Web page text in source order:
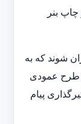
بنر
شوند که به
طرح عمودی
پیام